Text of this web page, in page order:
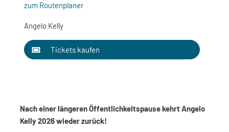
zum Routenplaner
Angelo Kelly
Tickets kaufen
Nach einer längeren Öffentlichkeitspause kehrt Angelo
Kelly 2026 wieder zurück!